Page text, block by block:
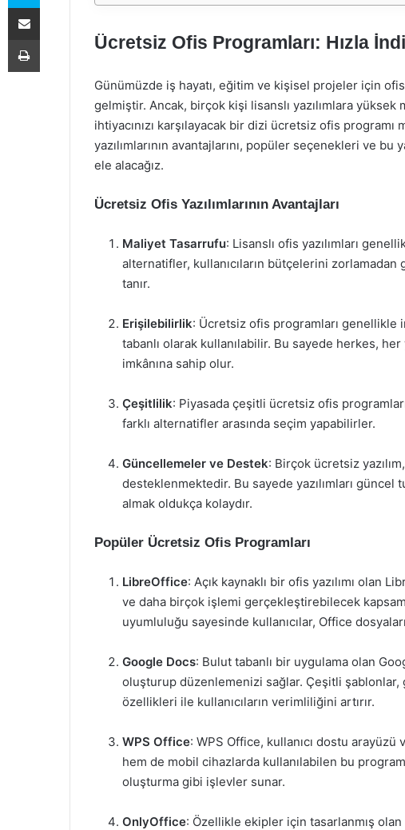
Ücretsiz Ofis Programları: Hızla
Günümüzde iş hayatı, eğitim ve kişisel projeler için
gelmiştir. Ancak, birçok kişi lisanslı yazılımlara
ihtiyacınızı karşılayacak bir dizi ücretsiz ofis
yazılımlarının avantajlarını, popüler seçenekleri ve bu
ele alacağız.
Ücretsiz Ofis Yazılımlarının Avantajları
Maliyet Tasarrufu: Lisanslı ofis yazılımları
alternatifler, kullanıcıların bütçelerini
tanır.
Erişilebilirlik: Ücretsiz ofis programları
tabanlı olarak kullanılabilir. Bu sayede herkes,
imkânına sahip olur.
Çeşitlilik: Piyasada çeşitli ücretsiz ofis
farklı alternatifler arasında seçim yapabilirler.
Güncellemeler ve Destek: Birçok ücretsiz
desteklenmektedir. Bu sayede yazılımları güncel
almak oldukça kolaydır.
Popüler Ücretsiz Ofis Programları
LibreOffice: Açık kaynaklı bir ofis yazılımı olan
ve daha birçok işlemi gerçekleştirebilecek
uyumluluğu sayesinde kullanıcılar, Office
Google Docs: Bulut tabanlı bir uygulama olan
oluşturup düzenlemenizi sağlar. Çeşitli şablonlar,
özellikleri ile kullanıcıların verimliliğini artırır.
WPS Office: WPS Office, kullanıcı dostu
hem de mobil cihazlarda kullanılabilen bu
oluşturma gibi işlevler sunar.
OnlyOffice: Özellikle ekipler için tasarlanmış
E-Posta ile paylaş